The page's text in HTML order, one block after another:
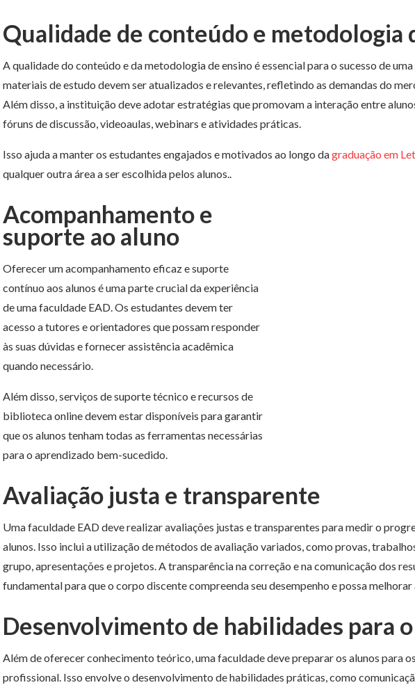
Qualidade de conteúdo e metodologia
A qualidade do conteúdo e da metodologia de ensino é essencial para o sucesso de
materiais de estudo devem ser atualizados e relevantes, refletindo as demandas do
Além disso, a instituição deve adotar estratégias que promovam a interação entre
fóruns de discussão, videoaulas, webinars e atividades práticas.
Isso ajuda a manter os estudantes engajados e motivados ao longo dagraduação em
qualquer outra área a ser escolhida pelos alunos..
Acompanhamento e
suporte ao aluno
Oferecer um acompanhamento eficaz e suporte
contínuo aos alunos é uma parte crucial da experiência
de uma faculdade EAD. Os estudantes devem ter
acesso a tutores e orientadores que possam responder
às suas dúvidas e fornecer assistência acadêmica
quando necessário.
Além disso, serviços de suporte técnico e recursos de
biblioteca online devem estar disponíveis para garantir
que os alunos tenham todas as ferramentas necessárias
para o aprendizado bem-sucedido.
Avaliação justa e transparente
Uma faculdade EAD deve realizar avaliações justas e transparentes para medir o
alunos. Isso inclui a utilização de métodos de avaliação variados, como provas,
grupo, apresentações e projetos. A transparência na correção e na comunicação dos
fundamental para que o corpo discente compreenda seu desempenho e possa
Desenvolvimento de habilidades para
Além de oferecer conhecimento teórico, uma faculdade deve preparar os alunos para
profissional. Isso envolve o desenvolvimento de habilidades práticas, como